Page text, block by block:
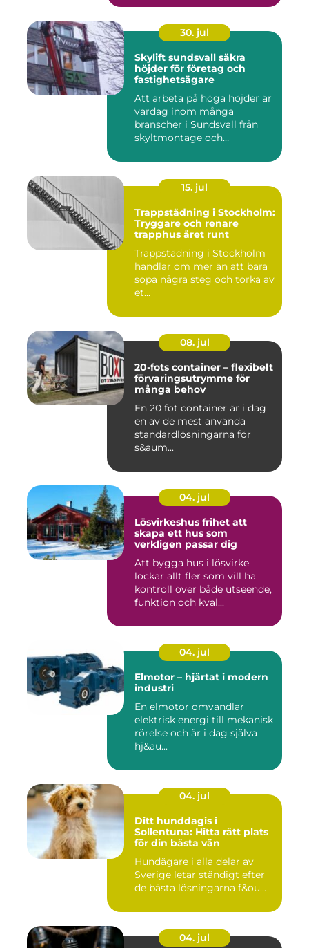
30. jul
Skylift sundsvall säkra
höjder för företag och
fastighetsägare
Att arbeta på höga höjder är
vardag inom många
branscher i Sundsvall från
skyltmontage och
15. jul
Trappstädning i Stockholm:
Tryggare och renare
trapphus året runt
Trappstädning i Stockholm
handlar om mer än att bara
sopa några steg och torka av
et...
08. jul
20-fots container – flexibelt
förvaringsutrymme för
många behov
En 20 fot container är i dag
en av de mest använda
standardlösningarna för
s&aum...
04. jul
Lösvirkeshus frihet att
skapa ett hus som
verkligen passar dig
Att bygga hus i lösvirke
lockar allt fler som vill ha
kontroll över både utseende,
funktion och kval...
04. jul
Elmotor – hjärtat i modern
industri
En elmotor omvandlar
elektrisk energi till mekanisk
rörelse och är i dag själva
hj&au...
04. jul
Ditt hunddagis i
Sollentuna: Hitta rätt plats
för din bästa vän
Hundägare i alla delar av
Sverige letar ständigt efter
de bästa lösningarna f&ou...
04. jul